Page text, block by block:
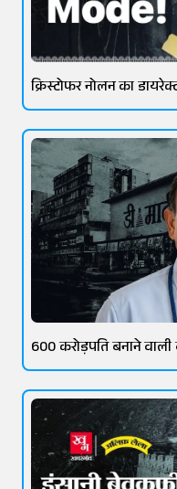
क्रिस्टोफर नोलन का
600 करोड़पति बनाने